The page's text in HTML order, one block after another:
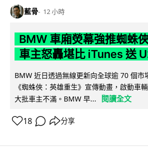
藍骨 12 小時
BMW 車廂熒幕強推蜘蛛
車主怒轟堪比 iTunes 送
BMW 近日透過無線更新向全球逾 70 個市
《蜘蛛俠：英雄重生》宣傳動畫，啟動車
大批車主不滿。BMW 早...
閱讀全文
18 分享